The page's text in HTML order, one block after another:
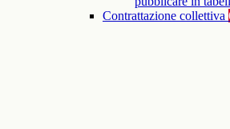
Contrattazione collettiva